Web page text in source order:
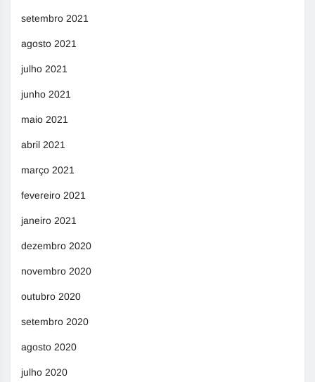
setembro 2021
agosto 2021
julho 2021
junho 2021
maio 2021
abril 2021
março 2021
fevereiro 2021
janeiro 2021
dezembro 2020
novembro 2020
outubro 2020
setembro 2020
agosto 2020
julho 2020